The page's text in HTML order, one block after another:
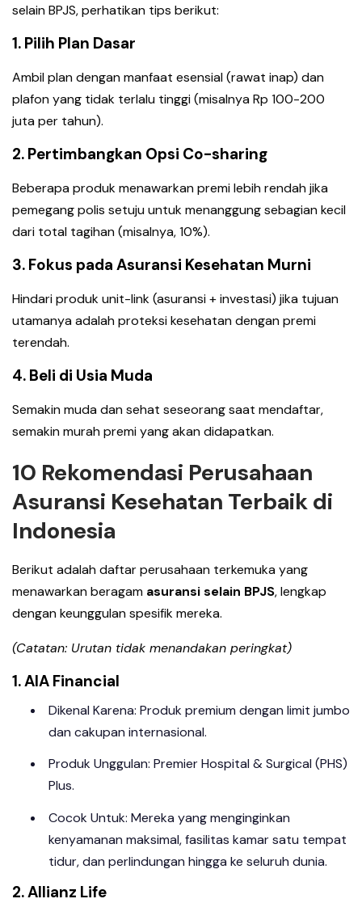
selain BPJS, perhatikan tips berikut:
1. Pilih Plan Dasar
Ambil plan dengan manfaat esensial (rawat inap) dan
plafon yang tidak terlalu tinggi (misalnya Rp 100-200
juta per tahun).
2. Pertimbangkan Opsi Co-sharing
Beberapa produk menawarkan premi lebih rendah jika
pemegang polis setuju untuk menanggung sebagian kecil
dari total tagihan (misalnya, 10%).
3. Fokus pada Asuransi Kesehatan Murni
Hindari produk unit-link (asuransi + investasi) jika tujuan
utamanya adalah proteksi kesehatan dengan premi
terendah.
4. Beli di Usia Muda
Semakin muda dan sehat seseorang saat mendaftar,
semakin murah premi yang akan didapatkan.
10 Rekomendasi Perusahaan
Asuransi Kesehatan Terbaik di
Indonesia
Berikut adalah daftar perusahaan terkemuka yang
menawarkan beragam asuransi selain BPJS, lengkap
dengan keunggulan spesifik mereka.
(Catatan: Urutan tidak menandakan peringkat)
1. AIA Financial
Dikenal Karena: Produk premium dengan limit jumbo
dan cakupan internasional.
Produk Unggulan: Premier Hospital & Surgical (PHS)
Plus.
Cocok Untuk: Mereka yang menginginkan
kenyamanan maksimal, fasilitas kamar satu tempat
tidur, dan perlindungan hingga ke seluruh dunia.
2. Allianz Life